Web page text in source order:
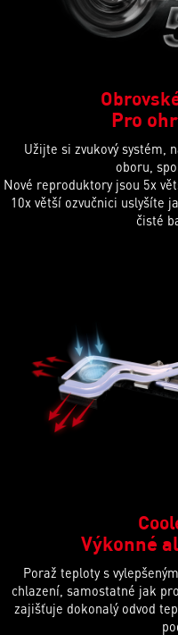
Pro
Užijte si zvukový systém,
oboru,
Nové reproduktory jsou 5x
10x větší ozvučnici uslyšíte
čisté
Výkonné
Poraž teploty s
chlazení, samostatné jak
zajišťuje dokonalý odvod